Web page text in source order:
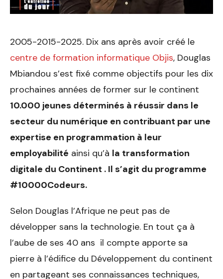
2005-2015-2025. Dix ans après avoir créé le
centre de formation informatique Objis, Douglas
Mbiandou s’est fixé comme objectifs pour les dix
prochaines années de former sur le continent
10.000 jeunes déterminés à réussir dans le
secteur du numérique en contribuant par une
expertise en programmation à leur
employabilité ainsi qu’à la transformation
digitale du Continent . Il s’agit du programme
#10000Codeurs.
Selon Douglas l’Afrique ne peut pas de
développer sans la technologie. En tout ça à
l’aube de ses 40 ans il compte apporte sa
pierre à l’édifice du Développement du continent
en partageant ses connaissances techniques,